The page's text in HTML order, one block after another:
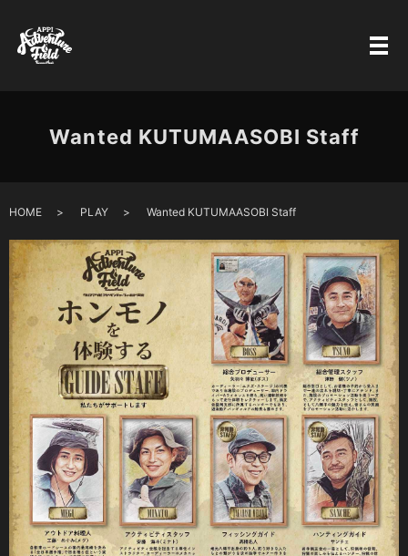
Wanted KUTUMAASOBI Staff
HOME PLAY Wanted KUTUMAASOBI Staff